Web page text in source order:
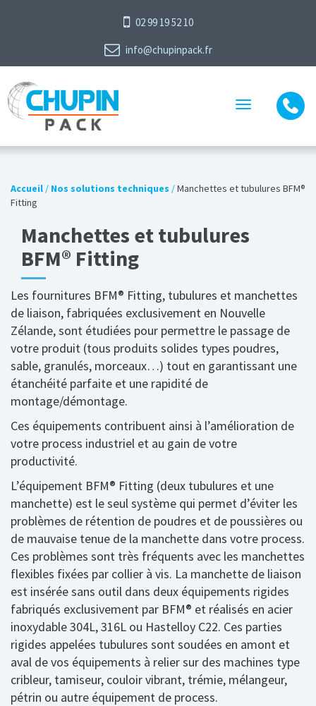
02 99 19 52 10
info@chupinpack.fr
Toggle
navigation
Accueil / Nos solutions techniques /Manchettes et tubulures BFM®
Fitting
Manchettes et tubulures
BFM® Fitting
Les fournitures BFM® Fitting, tubulures et manchettes
de liaison, fabriquées exclusivement en Nouvelle
Zélande, sont étudiées pour permettre le passage de
votre produit (tous produits solides types poudres,
sable, granulés, morceaux…) tout en garantissant une
étanchéité parfaite et une rapidité de
montage/démontage.
Ces équipements contribuent ainsi à l’amélioration de
votre process industriel et au gain de votre
productivité.
L’équipement BFM® Fitting (deux tubulures et une
manchette) est le seul système qui permet d’éviter les
problèmes de rétention de poudres et de poussières ou
de mauvaise tenue de la manchette dans votre process.
Ces problèmes sont très fréquents avec les manchettes
flexibles fixées par collier à vis. La manchette de liaison
est insérée sans outil dans deux équipements rigides
fabriqués exclusivement par BFM® et réalisés en acier
inoxydable 304L, 316L ou Hastelloy C22. Ces parties
rigides appelées tubulures sont soudées en amont et
aval de vos équipements à relier sur des machines type
cribleur, tamiseur, couloir vibrant, trémie, mélangeur,
pétrin ou autre équipement de process.